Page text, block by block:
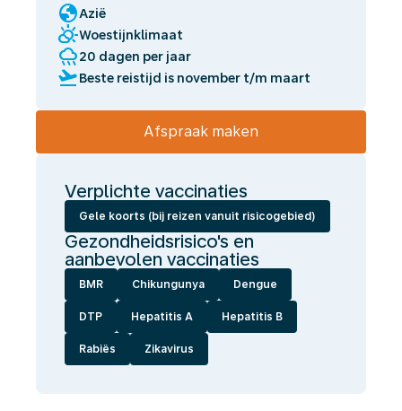
globeAzië
partly_cloudy_dayWoestijnklimaat
rainy20 dagen per jaar
flight_takeoffBeste reistijd is november t/m maart
Afspraak maken
Verplichte vaccinaties
Gele koorts (bij reizen vanuit risicogebied)
Gezondheidsrisico's en
aanbevolen vaccinaties
BMR Chikungunya Dengue
DTP Hepatitis A Hepatitis B
Rabiës Zikavirus